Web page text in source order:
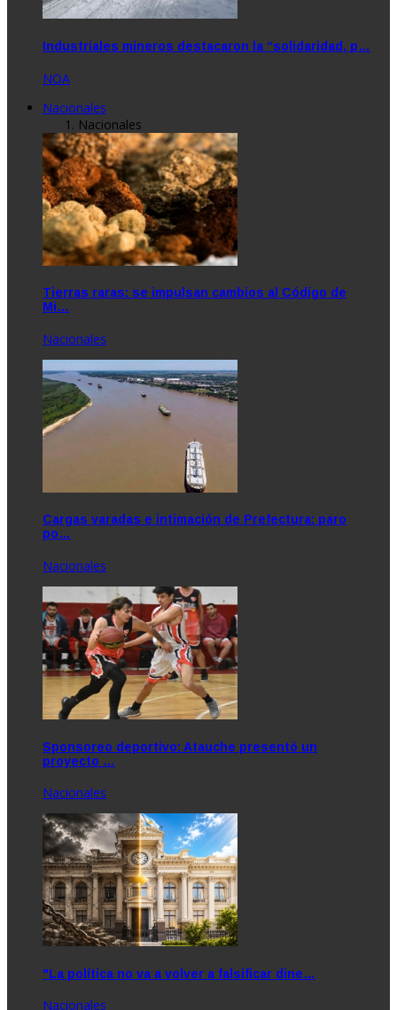
Industriales mineros destacaron la “solidaridad, p…
NOA
Nacionales
Nacionales
Tierras raras: se impulsan cambios al Código de
Mi…
Nacionales
Cargas varadas e intimación de Prefectura: paro
po…
Nacionales
Sponsoreo deportivo: Atauche presentó un
proyecto …
Nacionales
"La política no va a volver a falsificar dine…
Nacionales